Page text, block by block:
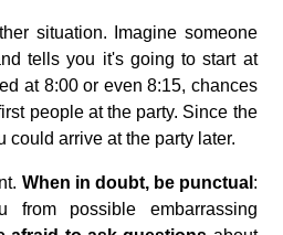
situation. Imagine someone
tells you it's going to start at
at 8:00 or even 8:15, chances
people at the party. Since the
could arrive at the party later.
When in doubt, be punctual :
from possible embarrassing